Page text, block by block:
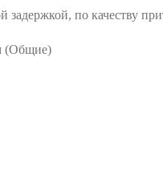
задержкой, по качеству
(Общие)